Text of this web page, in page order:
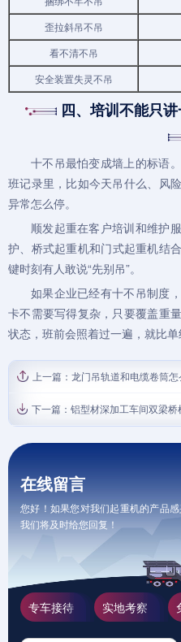
歪拉斜吊不吊
看不清不吊
安全装置失灵不吊
四、培训不能只
十不吊最怕变成墙上的标语
班记录里，比如今天吊什么、风
异常怎么停。
顺发起重在客户培训和维护
护、 桥式起重机和门式起重机结
键时刻有人敢说“先别吊”。
如果企业已经有十不吊制度
卡不需要写得复杂，只要覆盖重
状态，班前会照着过一遍，就比单
上一篇： 龙门吊轨道和电缆卷筒
下一篇： 铝型材深加工车间双梁桥机怎样减少
在线留言
您好！如果您对我们起重机的产品
我们将及时给您回复！
专车接待 实地考察